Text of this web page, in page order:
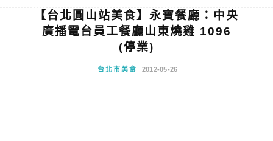
【台北圓山站美食】永寶餐廳：中央
廣播電台員工餐廳山東燒雞 1096
(停業)
台北市美食 2012-05-26